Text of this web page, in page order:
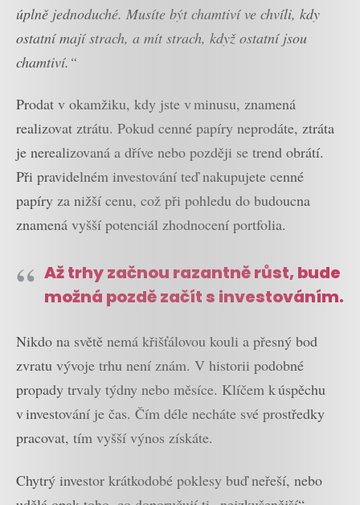
úplně jednoduché. Musíte být chamtiví ve chvíli, kdy
ostatní mají strach, a mít strach, když ostatní jsou
chamtiví.“
Prodat v okamžiku, kdy jste v minusu, znamená
realizovat ztrátu. Pokud cenné papíry neprodáte, ztráta
je nerealizovaná a dříve nebo později se trend obrátí.
Při pravidelném investování teď nakupujete cenné
papíry za nižší cenu, což při pohledu do budoucna
znamená vyšší potenciál zhodnocení portfolia.
Až trhy začnou razantně růst, bude
možná pozdě začít s investováním.
Nikdo na světě nemá křišťálovou kouli a přesný bod
zvratu vývoje trhu není znám. V historii podobné
propady trvaly týdny nebo měsíce. Klíčem k úspěchu
v investování je čas. Čím déle necháte své prostředky
pracovat, tím vyšší výnos získáte.
Chytrý investor krátkodobé poklesy buď neřeší, nebo